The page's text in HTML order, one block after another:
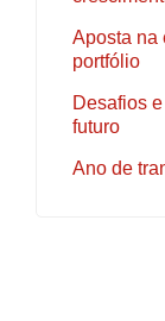
Aposta na
portfólio
Desafios
futuro
Ano de